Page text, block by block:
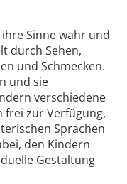
Sinne wahr und
durch Sehen,
und Schmecken.
und sie
verschiedene
zur Verfügung,
Sprachen
den Kindern
Gestaltung